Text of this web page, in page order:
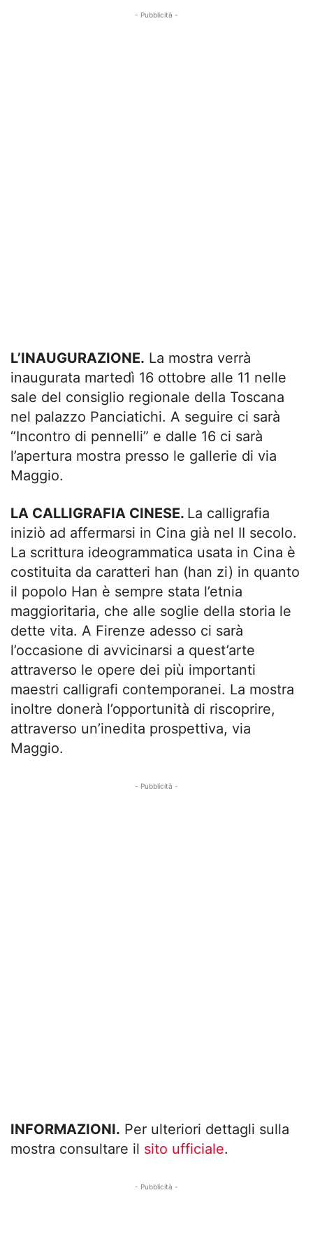
- Pubblicità -
L’INAUGURAZIONE. La mostra verrà
inaugurata martedì 16 ottobre alle 11 nelle
sale del consiglio regionale della Toscana
nel palazzo Panciatichi. A seguire ci sarà
“Incontro di pennelli” e dalle 16 ci sarà
l’apertura mostra presso le gallerie di via
Maggio.
LA CALLIGRAFIA CINESE. La calligrafia
iniziò ad affermarsi in Cina già nel II secolo.
La scrittura ideogrammatica usata in Cina è
costituita da caratteri han (han zi) in quanto
il popolo Han è sempre stata l’etnia
maggioritaria, che alle soglie della storia le
dette vita. A Firenze adesso ci sarà
l’occasione di avvicinarsi a quest’arte
attraverso le opere dei più importanti
maestri calligrafi contemporanei. La mostra
inoltre donerà l’opportunità di riscoprire,
attraverso un’inedita prospettiva, via
Maggio.
- Pubblicità -
INFORMAZIONI. Per ulteriori dettagli sulla
mostra consultare il sito ufficiale.
- Pubblicità -